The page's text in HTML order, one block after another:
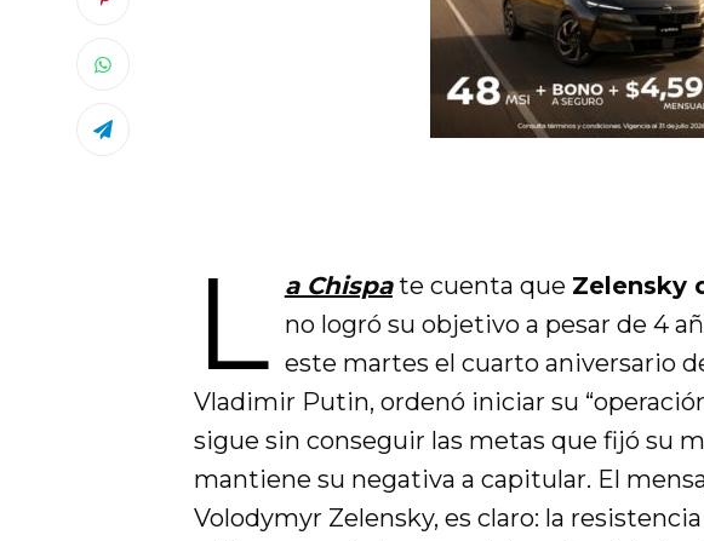
L a Chispate cuenta que Zelensky
no logró su objetivo a pesar de 4
este martes el cuarto aniversario
Vladimir Putin, ordenó iniciar su
sigue sin conseguir las metas que fijó su
mantiene su negativa a capitular. El
Volodymyr Zelensky, es claro: la